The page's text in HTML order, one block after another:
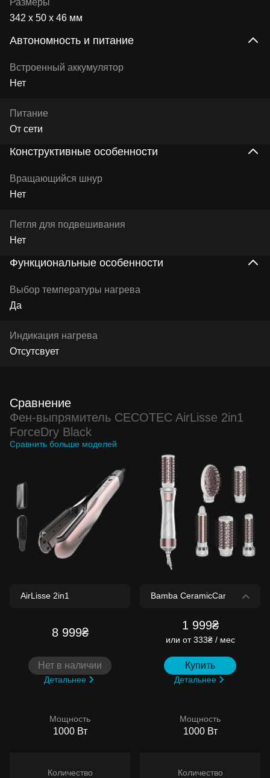
342 х 50 х 46 мм
Автономность и питание
Встроенный аккумулятор
Нет
Питание
От сети
Конструктивные особенности
Вращающийся шнур
Нет
Петля для подвешивания
Нет
Функциональные особенности
Выбор температуры нагрева
Да
Индикация нагрева
Отсутсвует
Сравнение
Фен-выпрямитель CECOTEC AirLisse 2in1
ForceDry Black
Сравнить больше моделей
8 999₴
Нет в наличии
Детальнее
Мощность
1000 Вт
Количество
1 999₴
или от 333₴ / мес
Купить
Детальнее
Мощность
1000 Вт
Количество